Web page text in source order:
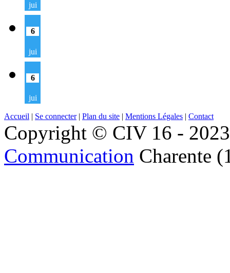
jui
6
jui
6
jui
Accueil | Se connecter| Plan du site | Mentions Légales | Contact
Copyright © CIV 16 -
Communication Charente